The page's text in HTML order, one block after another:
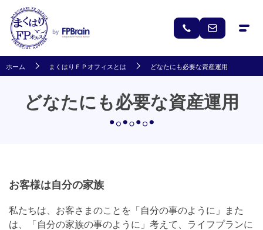
どなたにも必要な資産運用
ホーム まくはりＦＰオフィスとは どなたにも必要な資産運用
お客様は自分の家族
私たちは、お客さまのことを「自分の事のように」また
は、「自分の家族の事のように」考えて、ライフプランに